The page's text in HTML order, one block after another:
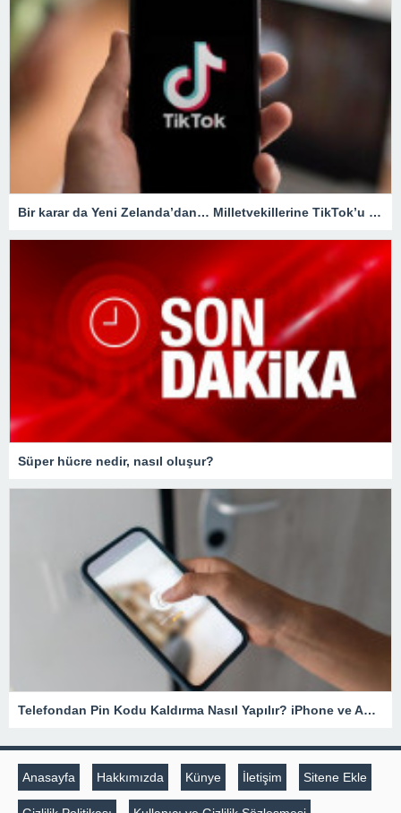
Bir karar da Yeni Zelanda’dan… Milletvekillerine TikTok’u yasaklıyorlar!
Süper hücre nedir, nasıl oluşur?
Telefondan Pin Kodu Kaldırma Nasıl Yapılır? iPhone ve Android Cihazlarda Pin Kodu Kaldırma – Teknoloji Haberleri
Anasayfa Hakkımızda Künye İletişim Sitene Ekle